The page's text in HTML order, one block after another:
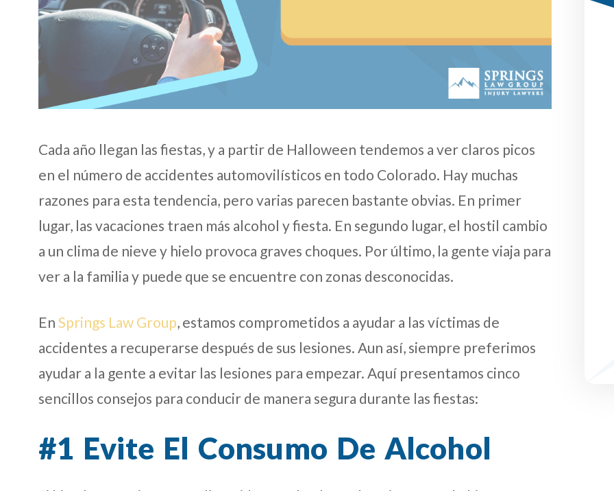
Cada año llegan las fiestas, y a partir de Halloween tendemos a ver claros picos
en el número de accidentes automovilísticos en todo Colorado. Hay muchas
razones para esta tendencia, pero varias parecen bastante obvias. En primer
lugar, las vacaciones traen más alcohol y fiesta. En segundo lugar, el hostil cambio
a un clima de nieve y hielo provoca graves choques. Por último, la gente viaja para
ver a la familia y puede que se encuentre con zonas desconocidas.
En Springs Law Group, estamos comprometidos a ayudar a las víctimas de
accidentes a recuperarse después de sus lesiones. Aun así, siempre preferimos
ayudar a la gente a evitar las lesiones para empezar. Aquí presentamos cinco
sencillos consejos para conducir de manera segura durante las fiestas:
#1 Evite El Consumo De Alcohol